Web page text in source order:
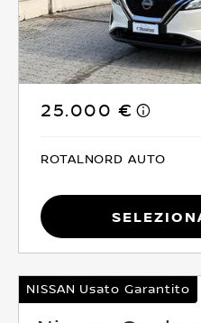
25.000 €
ROTALNORD AUTO
NISSAN Usato Garantito